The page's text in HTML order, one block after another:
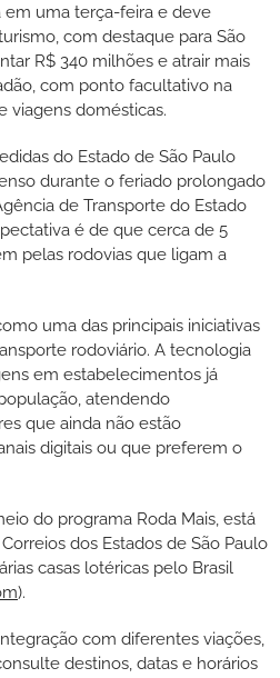
em uma terça-feira e deve
com destaque para São
R$ 340 milhões e atrair mais
com ponto facultativo na
viagens domésticas.
do Estado de São Paulo
durante o feriado prolongado
de Transporte do Estado
é de que cerca de 5
pelas rodovias que ligam a
uma das principais iniciativas
rodoviário. A tecnologia
em estabelecimentos já
atendendo
que ainda não estão
digitais ou que preferem o
do programa Roda Mais, está
dos Estados de São Paulo
casas lotéricas pelo Brasil
).
com diferentes viações,
destinos, datas e horários